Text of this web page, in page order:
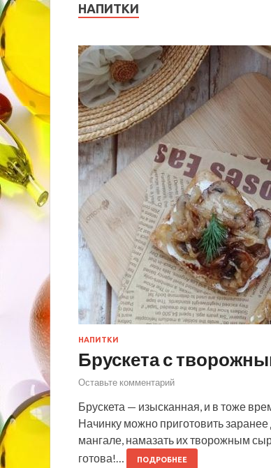
НАПИТКИ
НАПИТКИ
Брускета с
Оставьте комментарий
Брускета — изысканная, и в тоже
Начинку можно приготовить
мангале, намазать их творожным
готова!…
ПОДРОБНЕЕ